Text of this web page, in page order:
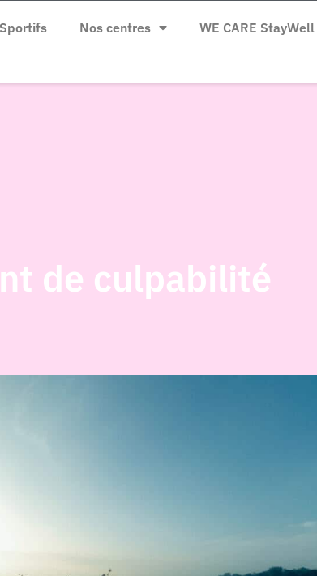
Nos centres WE CARE StayWell
de culpabilité